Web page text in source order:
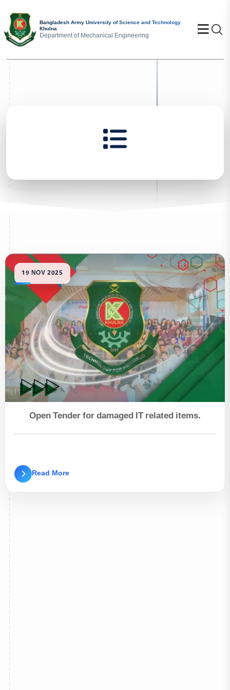
Bangladesh Army University of Science and Technology
Khulna
Department of Mechanical Engineering
Open Tender for damaged IT related items.
Read More
ভি জেনারেটর ইউনিট ক্রয়ের দরপত্র”